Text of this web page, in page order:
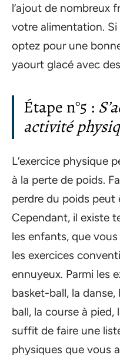
l’ajout de nombreux
votre alimentation.
optez pour une
yaourt glacé avec
Étape n°5 :
activité
L’exercice physique
à la perte de poids.
perdre du poids peut
Cependant, il existe
les enfants, que vous
les exercices
ennuyeux. Parmi les
basket-ball, la
ball, la course à
suffit de faire une
physiques que vous